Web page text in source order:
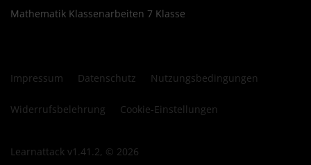
Mathematik Klassenarbeiten 7 Klasse
Impressum Datenschutz Nutzungsbedingungen
Widerrufsbelehrung Cookie-Einstellungen
Learnattack v1.41.2, © 2026